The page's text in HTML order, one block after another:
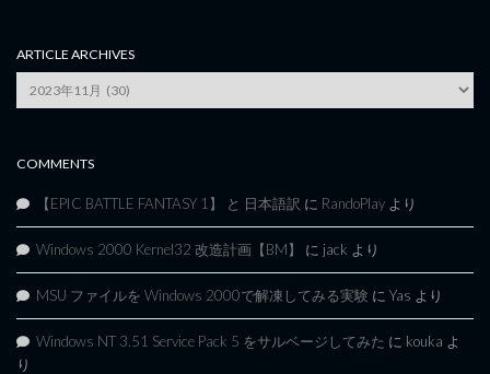
ARTICLE ARCHIVES
Archives
COMMENTS
【EPIC BATTLE FANTASY 1】 と 日本語訳 に RandoPlay より
Windows 2000 Kernel32 改造計画【BM】 に jack より
MSU ファイルを Windows 2000で解凍してみる実験 に Yas より
Windows NT 3.51 Service Pack 5 をサルベージしてみた に kouka よ
り